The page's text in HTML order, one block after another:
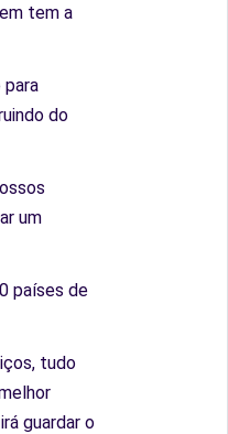
tem a
para
do
um
países de
tudo
guardar o